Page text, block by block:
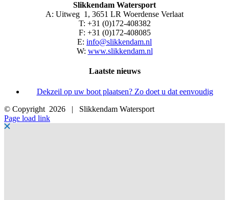
Slikkendam Watersport
A: Uitweg 1, 3651 LR Woerdense Verlaat
T: +31 (0)172-408382
F: +31 (0)172-408085
E: info@slikkendam.nl
W: www.slikkendam.nl
Laatste nieuws
Dekzeil op uw boot plaatsen? Zo doet u dat eenvoudig
© Copyright 2026 | Slikkendam Watersport
Facebook
Instagram
LinkedIn
YouTube
X
E-
mail
Page load link